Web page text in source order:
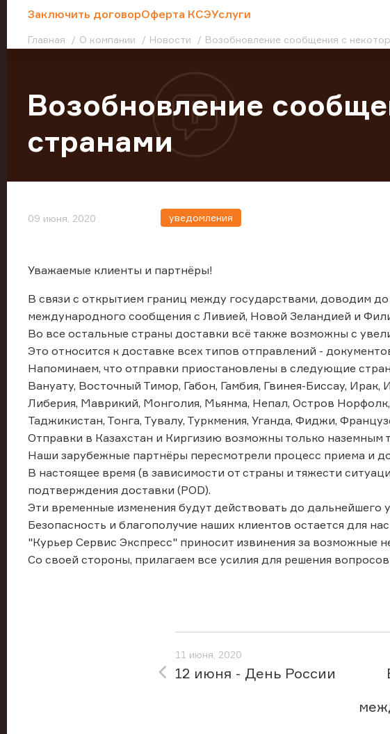
Заключить договорОферта КСЭУслуги
Главная О компании Новости Возобновление сообщения с
Возобновление
странами
09 июня, 2020 уведомления
Уважаемые клиенты и партнёры!
В связи с открытием границ между государствами, доводим
международного сообщения с Ливией, Новой Зеландией и
Во все остальные страны доставки всё также возможны с
Это относится к доставке всех типов отправлений -
Напоминаем, что отправки приостановлены в следующие
Вануату, Восточный Тимор, Габон, Гамбия, Гвинея-Биссау,
Либерия, Маврикий, Монголия, Мьянма, Непал, Остров
Таджикистан, Тонга, Тувалу, Туркмения, Уганда, Фиджи,
Отправки в Казахстан и Киргизию возможны только наземным
Наши зарубежные партнёры пересмотрели процесс приема и
В настоящее время (в зависимости от страны и тяжести
подтверждения доставки (POD).
Эти временные изменения будут действовать до дальнейшего
Безопасность и благополучие наших клиентов остается для
"Курьер Сервис Экспресс" приносит извинения за возможные
Со своей стороны, прилагаем все усилия для решения
11 июня, 2020
12 июня - День России